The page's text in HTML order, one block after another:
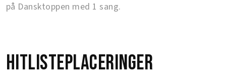
på Dansktoppen med 1 sang.
Hitlisteplaceringer